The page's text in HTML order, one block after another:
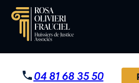
04 81 68 35 50
Panneau de gestion des cookies